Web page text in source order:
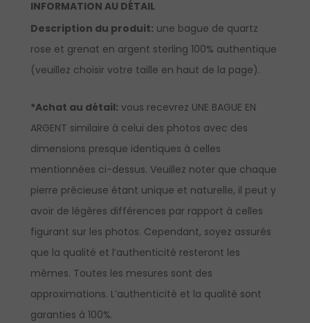
INFORMATION AU DÉTAIL
Description du produit: une bague de quartz
rose et grenat en argent sterling 100% authentique
(veuillez choisir votre taille en haut de la page).
*Achat au détail: vous recevrez UNE BAGUE EN
ARGENT similaire à celui des photos avec des
dimensions presque identiques à celles
mentionnées ci-dessus. Veuillez noter que chaque
pierre précieuse étant unique et naturelle, il peut y
avoir de légères différences par rapport à celles
figurant sur les photos. Cependant, soyez assurés
que la qualité et l’authenticité resteront les
mêmes. Toutes les mesures sont des
approximations. L’authenticité et la qualité sont
garanties à 100%.